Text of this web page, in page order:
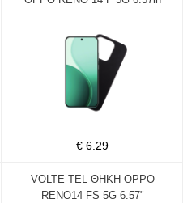
€ 6.29
VOLTE-TEL ΘΗΚΗ OPPO
RENO14 FS 5G 6.57"